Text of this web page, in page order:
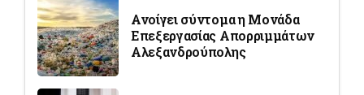
Ανοίγει σύντομα η Μονάδα
Επεξεργασίας Απορριμμάτων
Αλεξανδρούπολης